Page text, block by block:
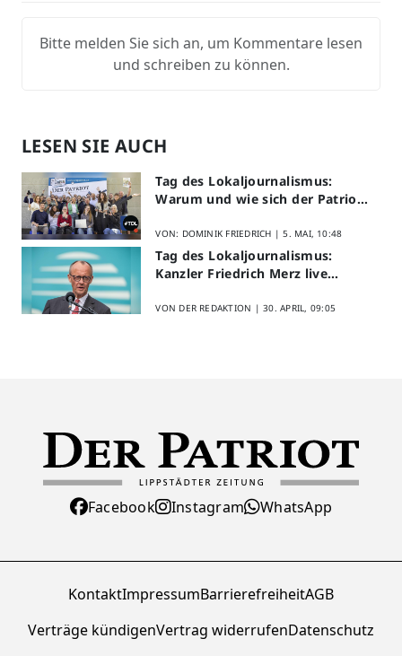
Bitte melden Sie sich an, um Kommentare lesen
und schreiben zu können.
LESEN SIE AUCH
Tag des Lokaljournalismus:
Warum und wie sich der Patriot
VON: DOMINIK FRIEDRICH |5. MAI, 10:48
Tag des Lokaljournalismus:
Kanzler Friedrich Merz live
VON DER REDAKTION |30. APRIL, 09:05
Facebook Instagram WhatsApp
KontaktImpressumBarrierefreiheitAGB
Verträge kündigenVertrag widerrufenDatenschutz